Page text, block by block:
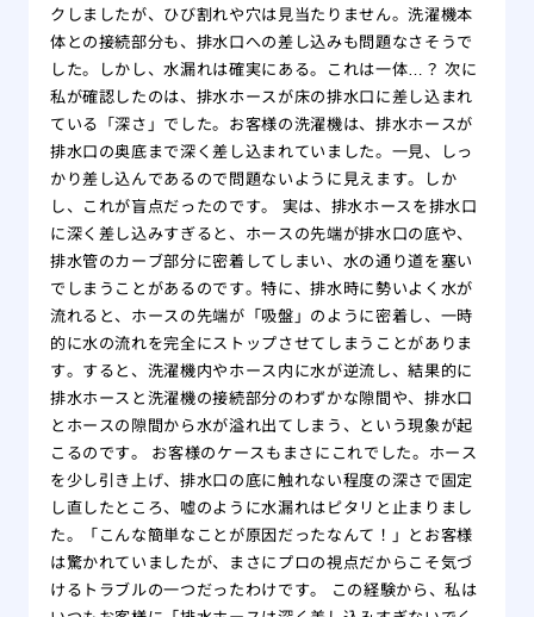
クしましたが、ひび割れや穴は見当たりません。洗濯機本
体との接続部分も、排水口への差し込みも問題なさそうで
した。しかし、水漏れは確実にある。これは一体…？ 次に
私が確認したのは、排水ホースが床の排水口に差し込まれ
ている「深さ」でした。お客様の洗濯機は、排水ホースが
排水口の奥底まで深く差し込まれていました。一見、しっ
かり差し込んであるので問題ないように見えます。しか
し、これが盲点だったのです。 実は、排水ホースを排水口
に深く差し込みすぎると、ホースの先端が排水口の底や、
排水管のカーブ部分に密着してしまい、水の通り道を塞い
でしまうことがあるのです。特に、排水時に勢いよく水が
流れると、ホースの先端が「吸盤」のように密着し、一時
的に水の流れを完全にストップさせてしまうことがありま
す。すると、洗濯機内やホース内に水が逆流し、結果的に
排水ホースと洗濯機の接続部分のわずかな隙間や、排水口
とホースの隙間から水が溢れ出てしまう、という現象が起
こるのです。 お客様のケースもまさにこれでした。ホース
を少し引き上げ、排水口の底に触れない程度の深さで固定
し直したところ、嘘のように水漏れはピタリと止まりまし
た。「こんな簡単なことが原因だったなんて！」とお客様
は驚かれていましたが、まさにプロの視点だからこそ気づ
けるトラブルの一つだったわけです。 この経験から、私は